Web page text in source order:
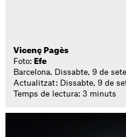
Vicenç Pagès
Foto: Efe
Barcelona. Dissabte, 9 de
Actualitzat: Dissabte, 9 de
Temps de lectura: 3 minuts